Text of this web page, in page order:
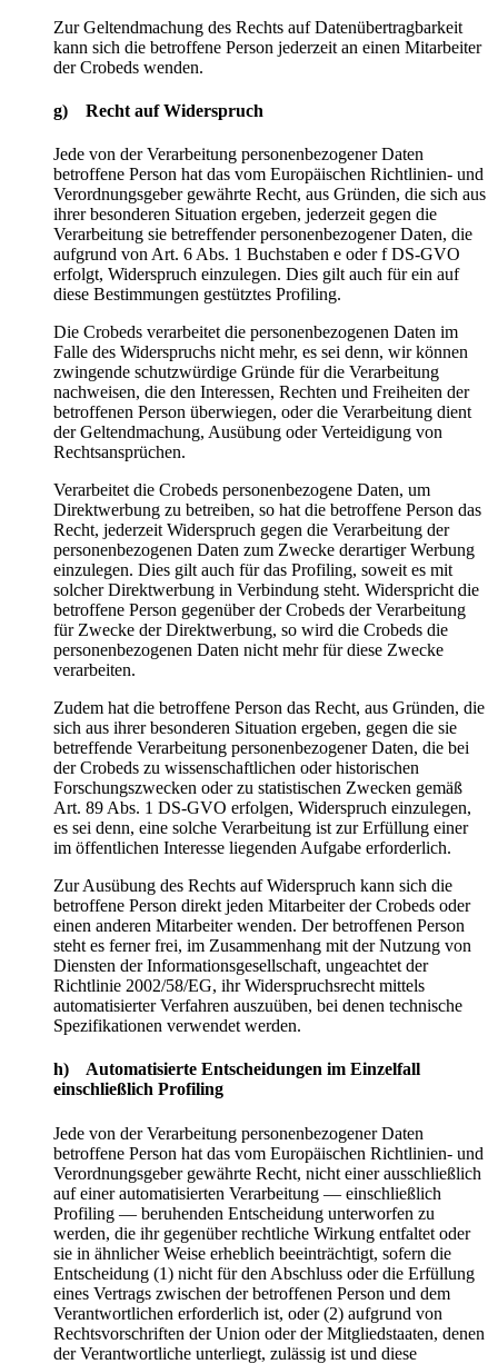
Zur Geltendmachung des Rechts auf Datenübertragbarkeit
kann sich die betroffene Person jederzeit an einen Mitarbeiter
der Crobeds wenden.
g) Recht auf Widerspruch
Jede von der Verarbeitung personenbezogener Daten
betroffene Person hat das vom Europäischen Richtlinien- und
Verordnungsgeber gewährte Recht, aus Gründen, die sich aus
ihrer besonderen Situation ergeben, jederzeit gegen die
Verarbeitung sie betreffender personenbezogener Daten, die
aufgrund von Art. 6 Abs. 1 Buchstaben e oder f DS-GVO
erfolgt, Widerspruch einzulegen. Dies gilt auch für ein auf
diese Bestimmungen gestütztes Profiling.
Die Crobeds verarbeitet die personenbezogenen Daten im
Falle des Widerspruchs nicht mehr, es sei denn, wir können
zwingende schutzwürdige Gründe für die Verarbeitung
nachweisen, die den Interessen, Rechten und Freiheiten der
betroffenen Person überwiegen, oder die Verarbeitung dient
der Geltendmachung, Ausübung oder Verteidigung von
Rechtsansprüchen.
Verarbeitet die Crobeds personenbezogene Daten, um
Direktwerbung zu betreiben, so hat die betroffene Person das
Recht, jederzeit Widerspruch gegen die Verarbeitung der
personenbezogenen Daten zum Zwecke derartiger Werbung
einzulegen. Dies gilt auch für das Profiling, soweit es mit
solcher Direktwerbung in Verbindung steht. Widerspricht die
betroffene Person gegenüber der Crobeds der Verarbeitung
für Zwecke der Direktwerbung, so wird die Crobeds die
personenbezogenen Daten nicht mehr für diese Zwecke
verarbeiten.
Zudem hat die betroffene Person das Recht, aus Gründen, die
sich aus ihrer besonderen Situation ergeben, gegen die sie
betreffende Verarbeitung personenbezogener Daten, die bei
der Crobeds zu wissenschaftlichen oder historischen
Forschungszwecken oder zu statistischen Zwecken gemäß
Art. 89 Abs. 1 DS-GVO erfolgen, Widerspruch einzulegen,
es sei denn, eine solche Verarbeitung ist zur Erfüllung einer
im öffentlichen Interesse liegenden Aufgabe erforderlich.
Zur Ausübung des Rechts auf Widerspruch kann sich die
betroffene Person direkt jeden Mitarbeiter der Crobeds oder
einen anderen Mitarbeiter wenden. Der betroffenen Person
steht es ferner frei, im Zusammenhang mit der Nutzung von
Diensten der Informationsgesellschaft, ungeachtet der
Richtlinie 2002/58/EG, ihr Widerspruchsrecht mittels
automatisierter Verfahren auszuüben, bei denen technische
Spezifikationen verwendet werden.
h) Automatisierte Entscheidungen im Einzelfall
einschließlich Profiling
Jede von der Verarbeitung personenbezogener Daten
betroffene Person hat das vom Europäischen Richtlinien- und
Verordnungsgeber gewährte Recht, nicht einer ausschließlich
auf einer automatisierten Verarbeitung — einschließlich
Profiling — beruhenden Entscheidung unterworfen zu
werden, die ihr gegenüber rechtliche Wirkung entfaltet oder
sie in ähnlicher Weise erheblich beeinträchtigt, sofern die
Entscheidung (1) nicht für den Abschluss oder die Erfüllung
eines Vertrags zwischen der betroffenen Person und dem
Verantwortlichen erforderlich ist, oder (2) aufgrund von
Rechtsvorschriften der Union oder der Mitgliedstaaten, denen
der Verantwortliche unterliegt, zulässig ist und diese